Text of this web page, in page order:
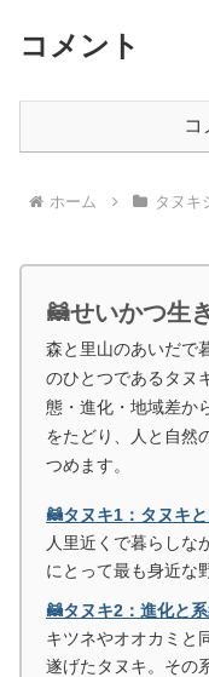
コメント
コ
ホーム タヌキ
🦝せいかつ生
森と里山のあいだで
のひとつであるタヌ
態・進化・地域差か
をたどり、人と自然
つめます。
🦝タヌキ1：タヌキ
人里近くで暮らしな
にとって最も身近な
🦝タヌキ2：進化と
キツネやオオカミと
遂げたタヌキ。その